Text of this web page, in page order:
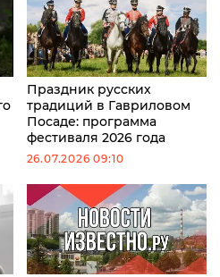
Праздник русских
традиций в Гавриловом
Посаде: программа
фестиваля 2026 года
26.07.2026 09:10